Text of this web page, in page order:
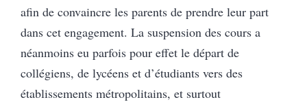
afin de convaincre les parents de prendre leur part
dans cet engagement. La suspension des cours a
néanmoins eu parfois pour effet le départ de
collégiens, de lycéens et d’étudiants vers des
établissements métropolitains, et surtout